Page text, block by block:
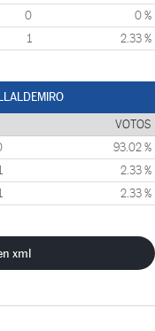
0 0 %
1 2.33 %
VOTOS
93.02 %
2.33 %
2.33 %
xml